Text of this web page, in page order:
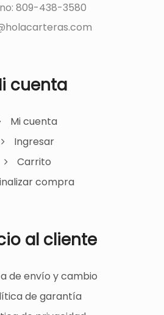
809-438-3580
cuenta
Mi cuenta
Ingresar
Carrito
compra
al cliente
de envío y cambio
de garantía